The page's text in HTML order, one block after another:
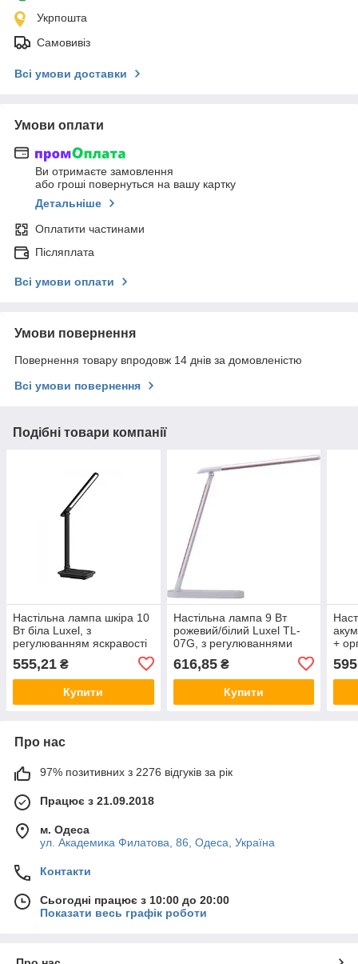
Укрпошта
Самовивіз
Всі умови доставки
Умови оплати
Ви отримаєте замовлення
або гроші повернуться на вашу картку
Детальніше
Оплатити частинами
Післяплата
Всі умови оплати
Умови повернення
Повернення товару впродовж 14 днів за домовленістю
Всі умови повернення
Подібні товари компанії
Настільна лампа шкіра 10
Вт біла Luxel, з
регулюванням яскравості
TL-13B Люксел сенсорна,
світильник лід
555,21 ₴
Купити
Настільна лампа 9 Вт
рожевий/білий Luxel TL-
07G, з регулюваннями
сенсорна, світильник лід
616,85₴
Купити
+
595
Про нас
97% позитивних з 2276 відгуків за рік
Працює з 21.09.2018
м. Одеса
ул. Академика Филатова, 86, Одеса, Україна
Контакти
Сьогодні працює з 10:00 до 20:00
Показати весь графік роботи